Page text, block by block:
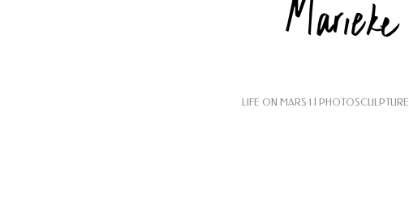
LIFE ON MARS 1 | PHOTOSCULPTURE